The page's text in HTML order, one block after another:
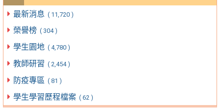
最新消息 ( 11,720 )
榮譽榜 ( 304 )
學生園地 ( 4,780 )
教師研習 ( 2,454 )
防疫專區 ( 81 )
學生學習歷程檔案 ( 62 )